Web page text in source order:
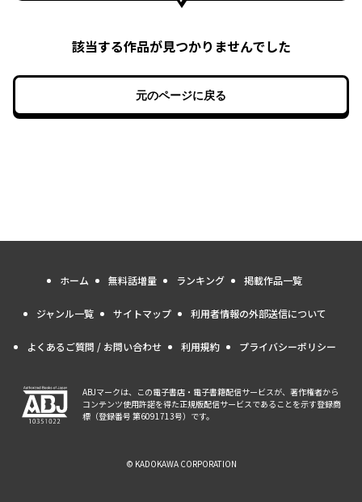
該当する作品が見つかりませんでした
元のページに戻る
ホーム 無料話増量 ランキング 掲載作品一覧
ジャンル一覧 サイトマップ 利用者情報の外部送信について
よくあるご質問 / お問い合わせ 利用規約 プライバシーポリシー
ABJマークは、この電子書店・電子書籍配信サービスが、著作権者から
コンテンツ使用許諾を得た正規版配信サービスであることを示す登録商
標（登録番号 第6091713号）です。
© KADOKAWA CORPORATION